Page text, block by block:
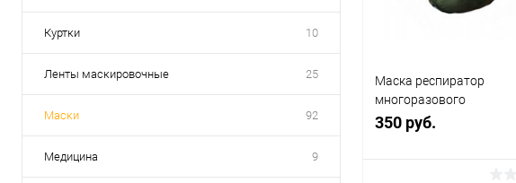
Куртки 10
Ленты маскировочные 25
Маски 92
Медицина 9
Маска респиратор
многоразового
использования, мох (T-
350 руб.